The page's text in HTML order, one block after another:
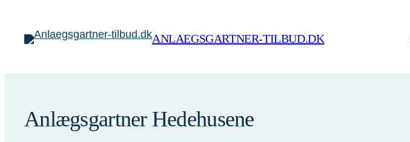
indhold
ANLAEGSGARTNER-TILBUD.DK
Anlægsgartner Hedehusene